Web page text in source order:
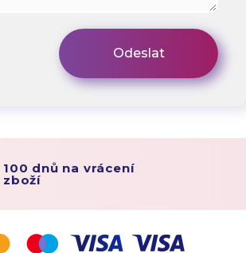
100 dnů na vrácení
zboží